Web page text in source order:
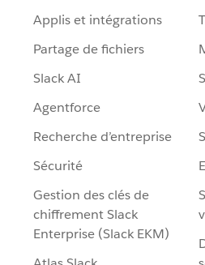
Applis et intégrations
Partage de fichiers
Slack AI
Agentforce
Recherche d’entreprise
Sécurité
Gestion des clés de
chiffrement Slack
Enterprise (Slack EKM)